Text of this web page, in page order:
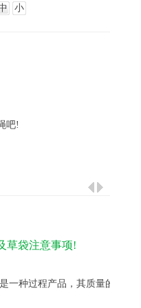
小
吧!
草袋注意事项!
一种过程产品，其质量的控制